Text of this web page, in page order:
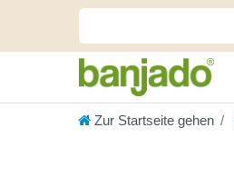
Zur Startseite gehen